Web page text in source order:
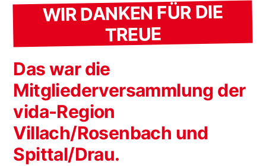
WIR DANKEN FÜR DIE
TREUE
Das war die
Mitgliederversammlung der
vida-Region
Villach/Rosenbach und
Spittal/Drau.